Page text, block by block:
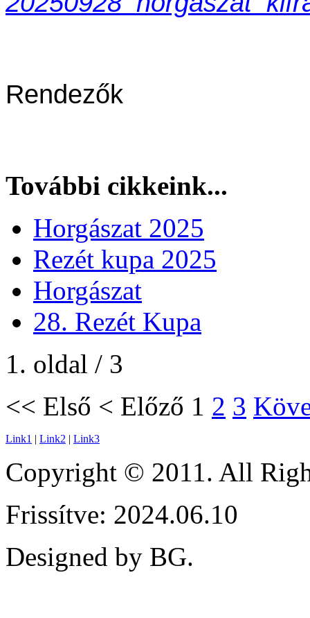
Rendezők
További cikkeink...
Horgászat 2025
Rezét kupa 2025
Horgászat
28. Rezét Kupa
1. oldal / 3
<< Első < Előző 1 2 3
Link1 | Link2 | Link3
Copyright © 2011. All
Frissítve: 2024.06.10
Designed by BG.